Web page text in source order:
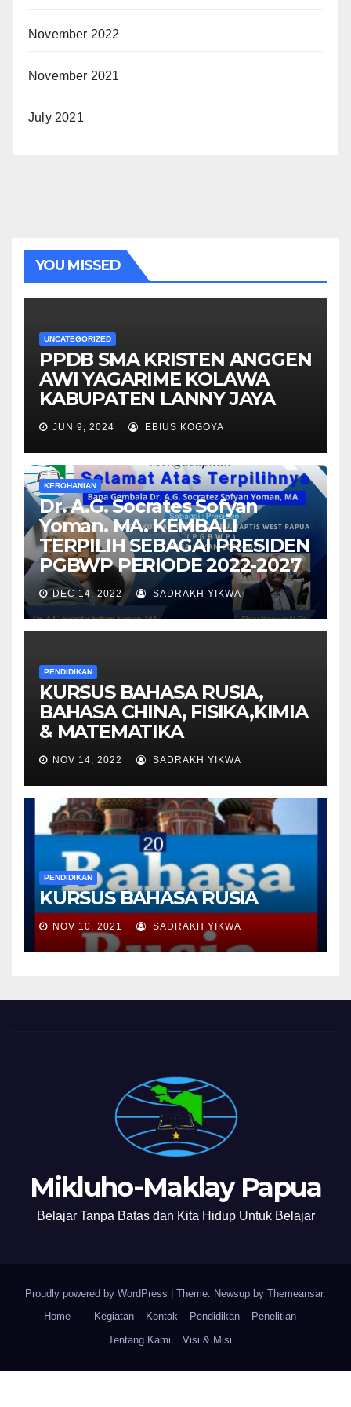
November 2022
November 2021
July 2021
YOU MISSED
UNCATEGORIZED
PPDB SMA KRISTEN ANGGEN
AWI YAGARIME KOLAWA
KABUPATEN LANNY JAYA
JUN 9, 2024 EBIUS KOGOYA
KEROHANIAN
Dr. A.G. Socrates Sofyan
Yoman. MA. KEMBALI
TERPILIH SEBAGAI PRESIDEN
PGBWP PERIODE 2022-2027
DEC 14, 2022 SADRAKH YIKWA
PENDIDIKAN
KURSUS BAHASA RUSIA,
BAHASA CHINA, FISIKA,KIMIA
& MATEMATIKA
NOV 14, 2022 SADRAKH YIKWA
PENDIDIKAN
KURSUS BAHASA RUSIA
NOV 10, 2021 SADRAKH YIKWA
Mikluho-Maklay Papua
Belajar Tanpa Batas dan Kita Hidup Untuk Belajar
Proudly powered by WordPress Theme: Newsup by Themeansar.
Home
Kegiatan Kontak Pendidikan
Penelitian
Tentang Kami
Visi & Misi